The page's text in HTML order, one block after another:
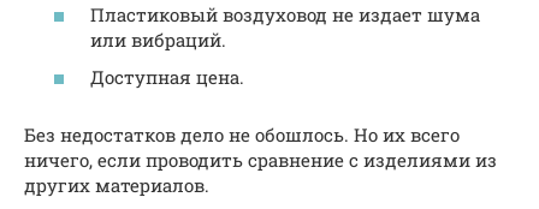
Пластиковый воздуховод не издает шума
или вибраций.
Доступная цена.
Без недостатков дело не обошлось. Но их всего
ничего, если проводить сравнение с изделиями из
других материалов.